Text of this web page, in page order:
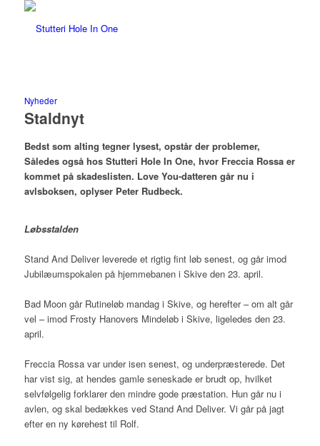
Nyheder
Staldnyt
Bedst som alting tegner lysest, opstår der problemer,
Således også hos Stutteri Hole In One, hvor Freccia Rossa er
kommet på skadeslisten. Love You-datteren går nu i
avlsboksen, oplyser Peter Rudbeck.
Løbsstalden
Stand And Deliver leverede et rigtig fint løb senest, og går imod
Jubilæumspokalen på hjemmebanen i Skive den 23. april.
Bad Moon går Rutineløb mandag i Skive, og herefter – om alt går
vel – imod Frosty Hanovers Mindeløb i Skive, ligeledes den 23.
april.
Freccia Rossa var under isen senest, og underpræsterede. Det
har vist sig, at hendes gamle seneskade er brudt op, hvilket
selvfølgelig forklarer den mindre gode præstation. Hun går nu i
avlen, og skal bedækkes ved Stand And Deliver. Vi går på jagt
efter en ny kørehest til Rolf.